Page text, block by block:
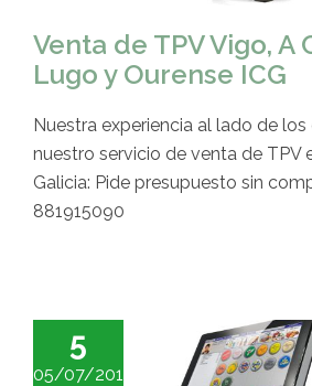
Venta de TPV Vigo, A
Lugo y Ourense ICG
Nuestra experiencia al lado de
nuestro servicio de venta de TPV
Galicia: Pide presupuesto sin
881915090
5
05/07/2016